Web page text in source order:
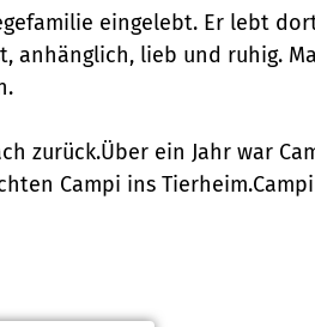
eingelebt. Er lebt
anhänglich, lieb und ruhig.
zurück.Über ein Jahr war
Campi ins